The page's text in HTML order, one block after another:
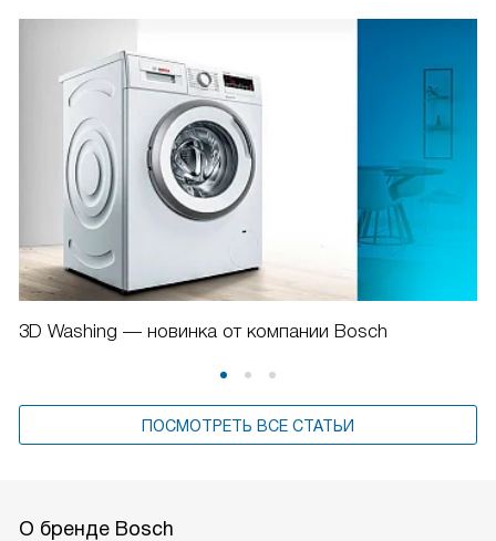
3D Washing — новинка от компании Bosch
ПОСМОТРЕТЬ ВСЕ СТАТЬИ
О бренде Bosch